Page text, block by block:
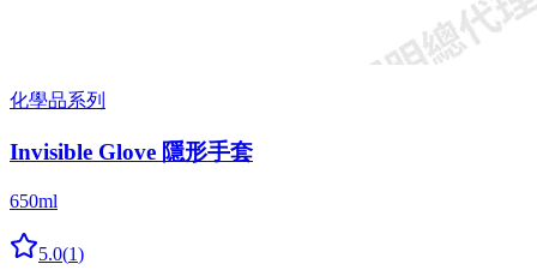
化學品系列
Invisible Glove 隱形手套
650ml
5.0(1)